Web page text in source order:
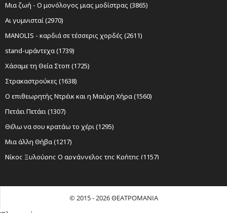
Μια ζωή - Ο μονόλογος μιας μοδίστρας (3865)
Αι γυμνισταί (2970)
MANOLIS - καρδιά σε τέσσερις χορδές (2611)
stand-upάντεχα (1739)
Χάσαμε τη Θεία Στοπ (1725)
Στρακαστρούκες (1638)
Ο επιθεωρητής Ντρέικ και η Μαύρη Χήρα (1560)
Πετάει Πετάει (1307)
Θέλω να σου κρατάω το χέρι (1295)
Μια άλλη Θήβα (1217)
Νίκος Ξυλούρης Ο αρχάγγελος της Κρήτης (1157)
Ο Σώζων Εαυτόν Σωθήτω (1098)
Όχι Άλλο Κάρβουνο (1024)© 2015 - 2026 ΘΕΑΤΡΟΜΑΝΙΑ